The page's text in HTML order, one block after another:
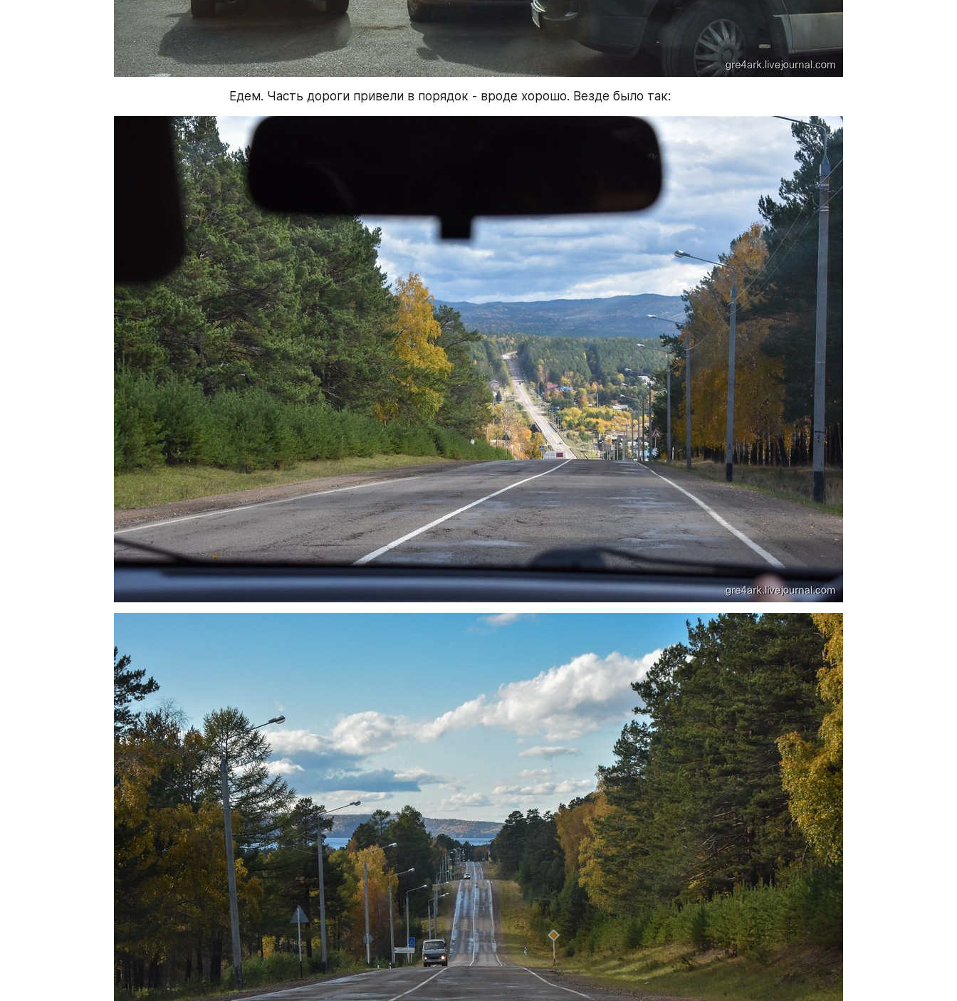
Едем. Часть дороги привели в порядок - вроде хорошо. Везде было так: